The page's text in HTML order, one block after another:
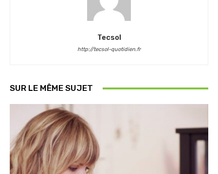
Tecsol
http://tecsol-quotidien.fr
SUR LE MÊME SUJET